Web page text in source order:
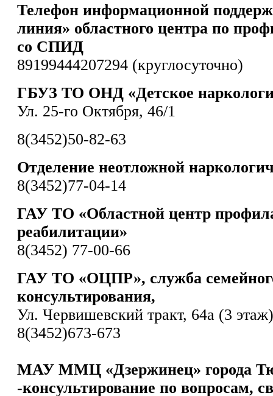
Телефон информационной
линия» областного центра по
со СПИД
89199444207294 (круглосуточно)
ГБУЗ ТО ОНД «Детское
Ул. 25-го Октября, 46/1
8(3452)50-82-63
Отделение неотложной
8(3452)77-04-14
ГАУ ТО «Областной центр
реабилитации»
8(3452) 77-00-66
ГАУ ТО «ОЦПР», служба
консультирования,
Ул. Червишевский тракт, 64а (3 этаж)
8(3452)673-673
МАУ ММЦ «Дзержинец» города
-консультирование по вопросам,